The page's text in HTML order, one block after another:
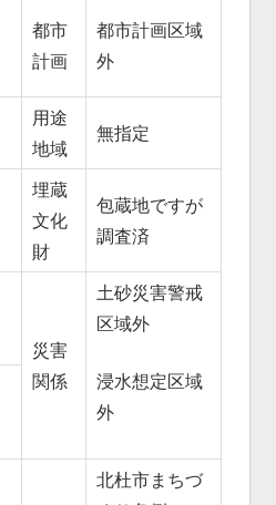
都市
計画
都市計画区域
外
用途
地域
無指定
埋蔵
文化
財
包蔵地ですが
調査済
災害
関係
土砂災害警戒
区域外
浸水想定区域
外
北杜市まちづ